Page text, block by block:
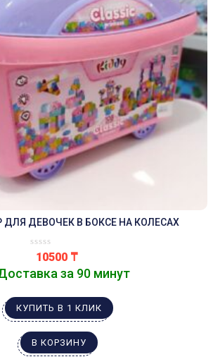
ДЛЯ ДЕВОЧЕК В БОКСЕ НА КОЛЕСАХ
10500 ₸
за 90 минут
КУПИТЬ В 1 КЛИК
В КОРЗИНУ